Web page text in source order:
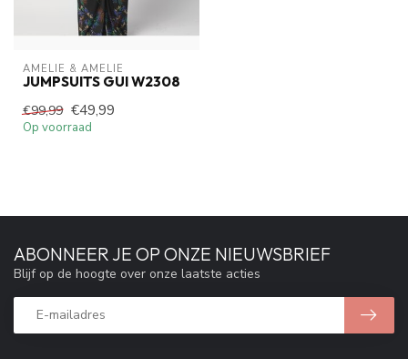
AMELIE & AMELIE
JUMPSUITS GUI W2308
€99,99 €49,99
Op voorraad
ABONNEER JE OP ONZE NIEUWSBRIEF
Blijf op de hoogte over onze laatste acties